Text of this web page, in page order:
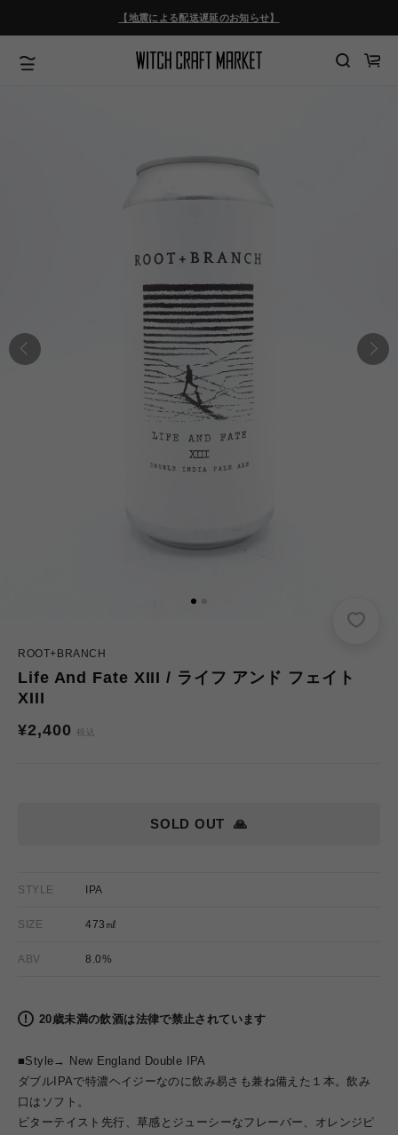
進
む
【地震による配送遅延のお知らせ】
カ
ROOT+BRANCH
Life And Fate XIII / ライフ アンド フェイト
XIII
通
¥2,400 税込
🙏
SOLD OUT
STYLE IPA
SIZE 473㎖
ABV 8.0%
20歳未満の飲酒は法律で禁止されています
■Style→
New England Double IPA
ダブルIPAで特濃ヘイジーなのに飲み易さも兼ね備えた１本。飲み
口はソフト。
ビターテイスト先行、草感とジューシーなフレーバー、オレンジピ